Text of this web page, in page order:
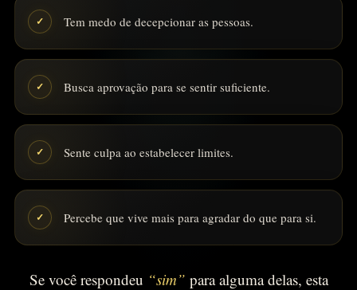
✓ Tem medo de decepcionar as pessoas.
✓ Busca aprovação para se sentir suficiente.
✓ Sente culpa ao estabelecer limites.
✓ Percebe que vive mais para agradar do que para si.
Se você respondeu “sim” para alguma delas, esta